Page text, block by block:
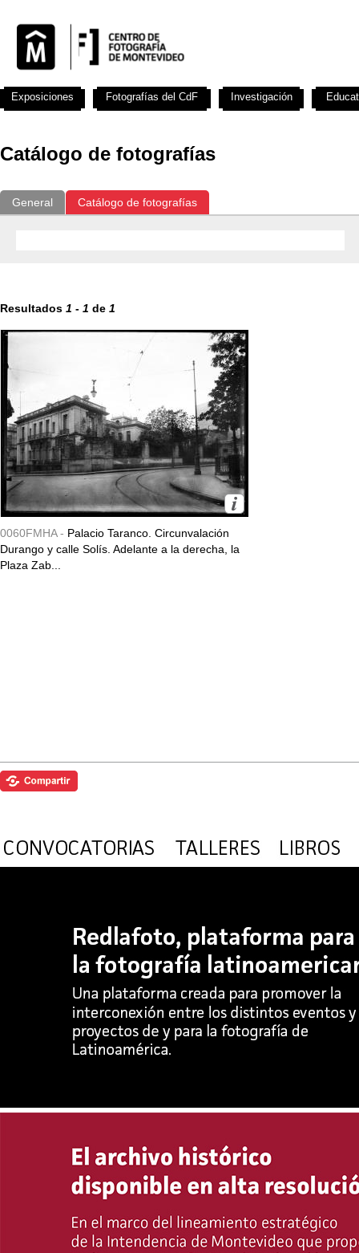
Catálogo de fotografías
General Catálogo de fotografías
Resultados 1 - 1 de 1
0060FMHA - Palacio Taranco. Circunvalación
Durango y calle Solís. Adelante a la derecha, la
Plaza Zab...
Exposiciones Fotografías del CdF Investigación